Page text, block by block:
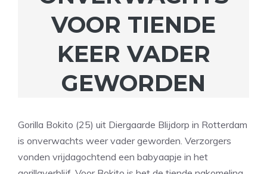
VOOR TIENDE
KEER VADER
GEWORDEN
Gorilla Bokito (25) uit Diergaarde Blijdorp in Rotterdam
is onverwachts weer vader geworden. Verzorgers
vonden vrijdagochtend een babyaapje in het